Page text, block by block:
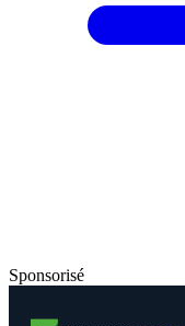
Sponsorisé